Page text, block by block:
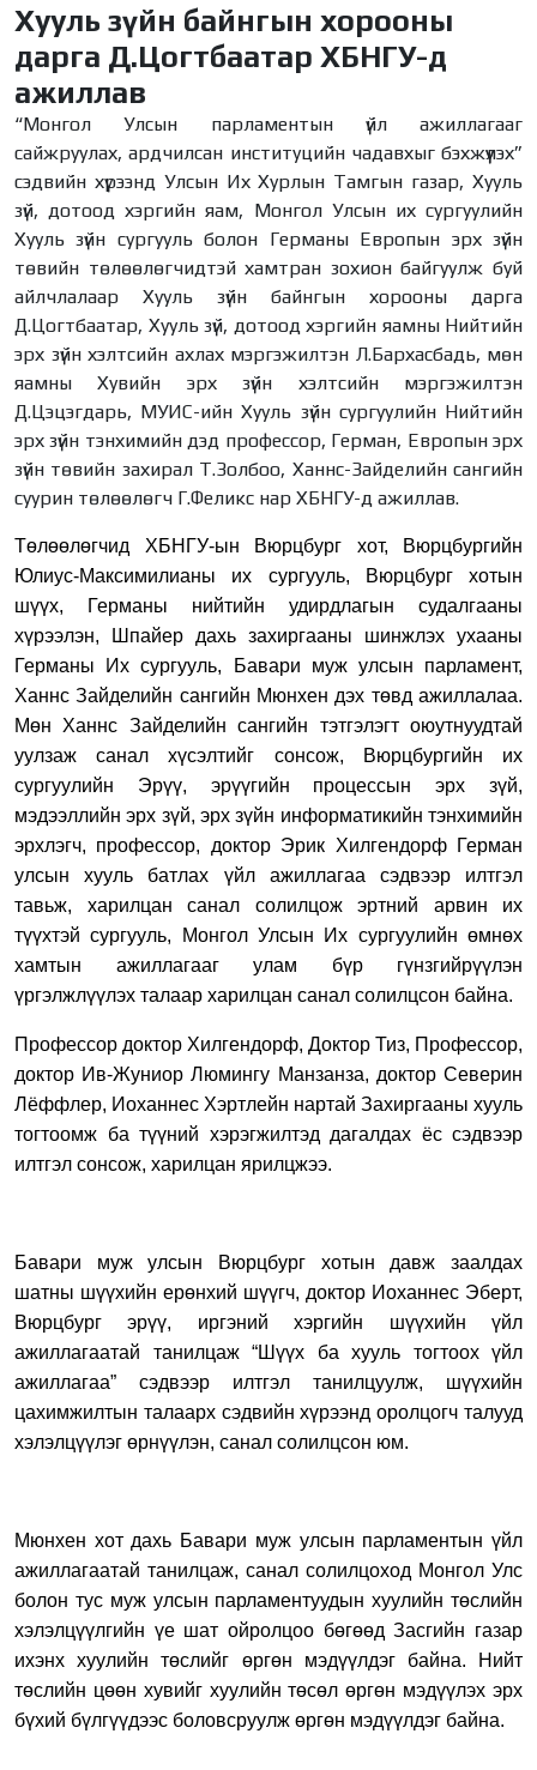
Хууль зүйн байнгын хорооны
дарга Д.Цогтбаатар ХБНГУ-д
ажиллав
“Монгол Улсын парламентын үйл ажиллагааг
сайжруулах, ардчилсан институцийн чадавхыг бэхжүүлэх”
сэдвийн хүрээнд Улсын Их Хурлын Тамгын газар, Хууль
зүй, дотоод хэргийн яам, Монгол Улсын их сургуулийн
Хууль зүйн сургууль болон Германы Европын эрх зүйн
төвийн төлөөлөгчидтэй хамтран зохион байгуулж буй
айлчлалаар Хууль зүйн байнгын хорооны дарга
Д.Цогтбаатар, Хууль зүй, дотоод хэргийн яамны Нийтийн
эрх зүйн хэлтсийн ахлах мэргэжилтэн Л.Бархасбадь, мөн
яамны Хувийн эрх зүйн хэлтсийн мэргэжилтэн
Д.Цэцэгдарь, МУИС-ийн Хууль зүйн сургуулийн Нийтийн
эрх зүйн тэнхимийн дэд профессор, Герман, Европын эрх
зүйн төвийн захирал Т.Золбоо, Ханнс-Зайделийн сангийн
суурин төлөөлөгч Г.Феликс нар ХБНГУ-д ажиллав.
Төлөөлөгчид ХБНГУ-ын Вюрцбург хот, Вюрцбургийн
Юлиус-Максимилианы их сургууль, Вюрцбург хотын
шүүх, Германы нийтийн удирдлагын судалгааны
хүрээлэн, Шпайер дахь захиргааны шинжлэх ухааны
Германы Их сургууль, Бавари муж улсын парламент,
Ханнс Зайделийн сангийн Мюнхен дэх төвд ажиллалаа.
Мөн Ханнс Зайделийн сангийн тэтгэлэгт оюутнуудтай
уулзаж санал хүсэлтийг сонсож, Вюрцбургийн их
сургуулийн Эрүү, эрүүгийн процессын эрх зүй,
мэдээллийн эрх зүй, эрх зүйн информатикийн тэнхимийн
эрхлэгч, профессор, доктор Эрик Хилгендорф Герман
улсын хууль батлах үйл ажиллагаа сэдвээр илтгэл
тавьж, харилцан санал солилцож эртний арвин их
түүхтэй сургууль, Монгол Улсын Их сургуулийн өмнөх
хамтын ажиллагааг улам бүр гүнзгийрүүлэн
үргэлжлүүлэх талаар харилцан санал солилцсон байна.
Профессор доктор Хилгендорф, Доктор Тиз, Профессор,
доктор Ив-Жуниор Люмингу Манзанза, доктор Северин
Лёффлер, Иоханнес Хэртлейн нартай Захиргааны хууль
тогтоомж ба түүний хэрэгжилтэд дагалдах ёс сэдвээр
илтгэл сонсож, харилцан ярилцжээ.
Бавари муж улсын Вюрцбург хотын давж заалдах
шатны шүүхийн ерөнхий шүүгч, доктор Иоханнес Эберт,
Вюрцбург эрүү, иргэний хэргийн шүүхийн үйл
ажиллагаатай танилцаж “Шүүх ба хууль тогтоох үйл
ажиллагаа” сэдвээр илтгэл танилцуулж, шүүхийн
цахимжилтын талаарх сэдвийн хүрээнд оролцогч талууд
хэлэлцүүлэг өрнүүлэн, санал солилцсон юм.
Мюнхен хот дахь Бавари муж улсын парламентын үйл
ажиллагаатай танилцаж, санал солилцоход Монгол Улс
болон тус муж улсын парламентуудын хуулийн төслийн
хэлэлцүүлгийн үе шат ойролцоо бөгөөд Засгийн газар
ихэнх хуулийн төслийг өргөн мэдүүлдэг байна. Нийт
төслийн цөөн хувийг хуулийн төсөл өргөн мэдүүлэх эрх
бүхий бүлгүүдээс боловсруулж өргөн мэдүүлдэг байна.